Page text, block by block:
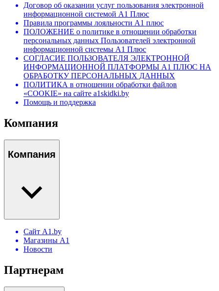
Договор об оказании услуг пользования электронной
информационной системой А1 Плюс
Правила программы лояльности А1 плюс
ПОЛОЖЕНИЕ о политике в отношении обработки
персональных данных Пользователей электронной
информационной системы А1 Плюс
СОГЛАСИЕ ПОЛЬЗОВАТЕЛЯ ЭЛЕКТРОННОЙ
ИНФОРМАЦИОННОЙ ПЛАТФОРМЫ А1 ПЛЮС НА
ОБРАБОТКУ ПЕРСОНАЛЬНЫХ ДАННЫХ
ПОЛИТИКА в отношении обработки файлов
«COOKIE» на сайте a1skidki.by
Помощь и поддержка
Компания
Компания
Сайт A1.by
Магазины А1
Новости
Партнерам